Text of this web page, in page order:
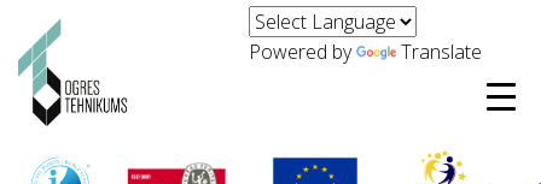
Powered by Translate